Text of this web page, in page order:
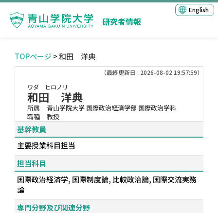
研究者情報
English
TOPページ > 和田 洋典
（最終更新日 : 2026-08-02 19:57:59）
ワダ ヒロノリ
和田 洋典
所属
青山学院大学 国際政治経済学部 国際政治学科
職種
教授
基幹教員
主要授業科目担当
担当科目
国際政治経済学, 国際制度論, 比較政治論, 国際交流実務
論
専門分野及び関連分野